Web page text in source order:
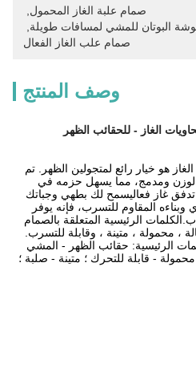
صمام علبة الغاز المحمول
البوتان للمشي لمسافات طويلة
صمام علب الغاز الفعال
وصف المنتج
الغاز - للحقائب الظهر
هو خيار رائع لمتجولين الظهر. تم
ومدمج، مما يسهل حزمه في
تدفق غاز فعاليسمح لك بطهي وجباتك
المقاوم للتسرب، فإنه يوفر
الرئيسية المتعلقة بالصمام
، محمولة ، متينة ، وقابلة للتسرب.
الرئيسية: حقائب الظهر - المشي
- قابلة للتحرك ؛ متينة - صلبة ؛